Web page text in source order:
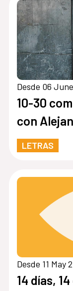
Desde 06
10-30
con
LETRAS
Desde 11 May
14 días,